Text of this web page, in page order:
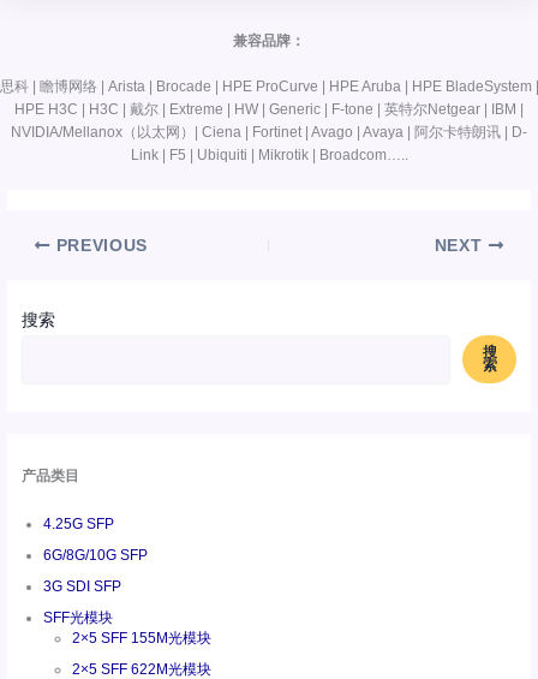
搜索
搜
索
产品类目
4.25G SFP
6G/8G/10G SFP
3G SDI SFP
SFF光模块
2×5 SFF 155M光模块
2×5 SFF 622M光模块
兼容品牌：
思科 | 瞻博网络 | Arista | Brocade | HPE ProCurve | HPE Aruba | HPE BladeSystem |
HPE H3C | H3C | 戴尔 | Extreme | HW | Generic | F-tone | 英特尔Netgear | IBM |
NVIDIA/Mellanox（以太网）| Ciena | Fortinet | Avago | Avaya | 阿尔卡特朗讯 | D-
Link | F5 | Ubiquiti | Mikrotik | Broadcom…..
PREVIOUS NEXT